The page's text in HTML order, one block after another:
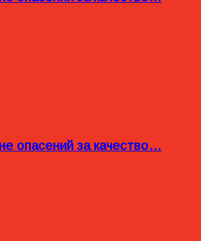
опасений за качество…